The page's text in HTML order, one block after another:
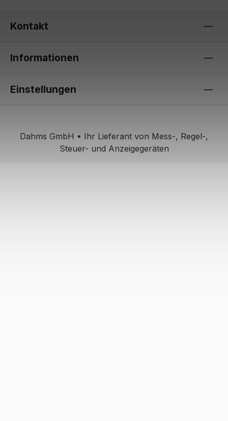
Kontakt
Informationen
Einstellungen
Dahms GmbH • Ihr Lieferant von Mess-, Regel-,
Steuer- und Anzeigegeräten